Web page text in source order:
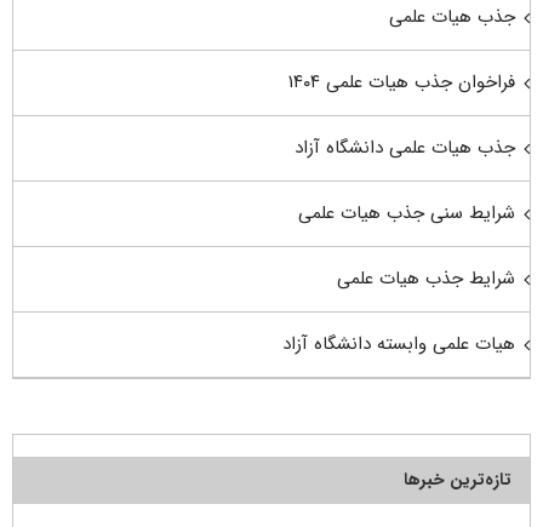
جذب هیات علمی
فراخوان جذب هیات علمی ۱۴۰۴
جذب هیات علمی دانشگاه آزاد
شرایط سنی جذب هیات علمی
شرایط جذب هیات علمی
هیات علمی وابسته دانشگاه آزاد
تازه‌ترین خبرها